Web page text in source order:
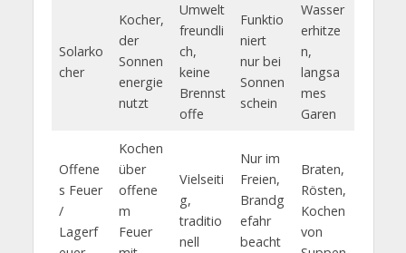
Solarko
cher
Kocher,
der
Sonnen
energie
nutzt
Umwelt
freundli
ch,
keine
Brennst
offe
Funktio
niert
nur bei
Sonnen
schein
Wasser
erhitze
n,
langsa
mes
Garen
Offene
s Feuer
/
Lagerf
Kochen
über
offene
m
Feuer
Vielseiti
g,
traditio
nell
Nur im
Freien,
Brandg
efahr
beacht
Braten,
Rösten,
Kochen
von